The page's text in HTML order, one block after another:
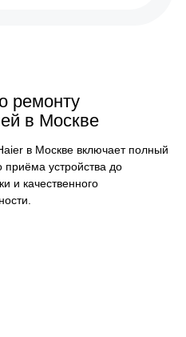
ремонту
в Москве
в Москве включает полный
приёма устройства до
и качественного